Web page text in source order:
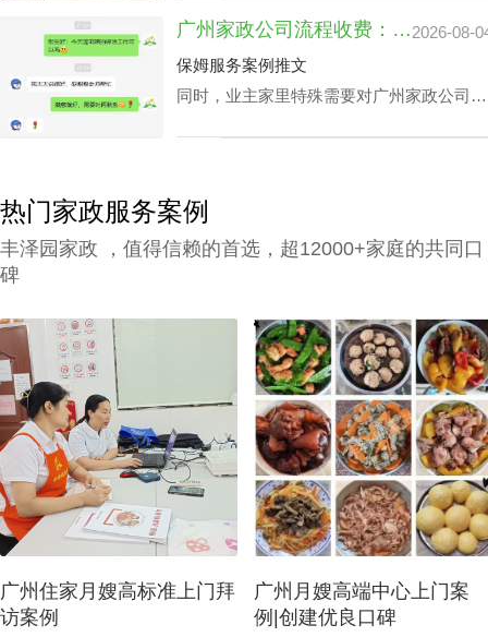
请个保洁家政中心，根据其内部布置的广州
番禺家政中心保洁服务价钱标准做开示。
广州家政公司流程收费：品牌与企业声誉构建信任2026-08-
保姆服务案例推文
同时，业主家里特殊需要对广州家政公司流
政钟点工群体供给少，自然广州家政公司流
程收费也会越高。
热门家政服务案例
丰泽园家政 ，值得信赖的首选，超12000+家庭的共同口
碑
广州住家月嫂高标准上门拜
访案例
广州月嫂高端中心上门案
例|创建优良口碑